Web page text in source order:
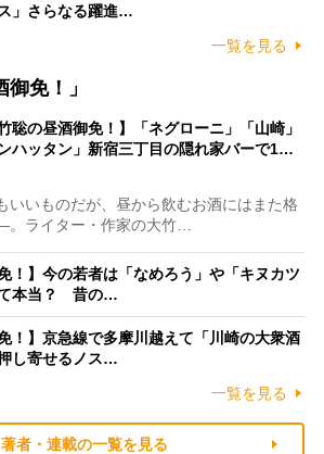
」さらなる躍進…
一覧を見る
免！」
竹聡の昼酒御免！】「ネグローニ」「山崎」
ンハッタン」新宿三丁目の隠れ家バーで1…
いものだが、昼から飲むお酒にはまた格
ライター・作家の大竹…
！】今の若者は「なめろう」や「キヌカツ
て本当？ 昔の…
！】京急線で多摩川越えて「川崎の大衆酒
し寄せるノス…
一覧を見る
著者・連載の一覧を見る